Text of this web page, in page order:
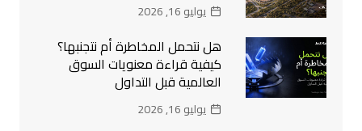
يوليو 16, 2026
هل نتحمل المخاطرة أم نتجنبها؟
كيفية قراءة معنويات السوق
العالمية قبل التداول
يوليو 16, 2026